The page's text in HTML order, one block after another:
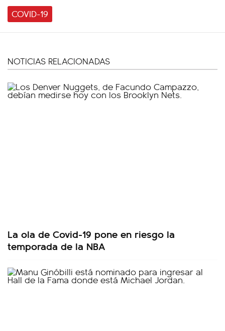
COVID-19
NOTICIAS RELACIONADAS
La ola de Covid-19 pone en riesgo la
temporada de la NBA